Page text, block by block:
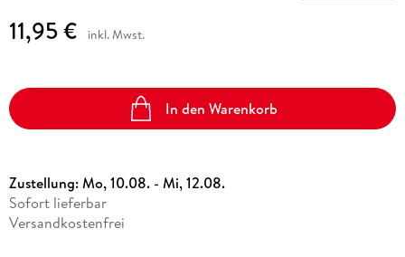
11,95 € inkl. Mwst.
In den Warenkorb
Zustellung:Mo, 10.08. - Mi, 12.08.
Sofort lieferbar
Versandkostenfrei